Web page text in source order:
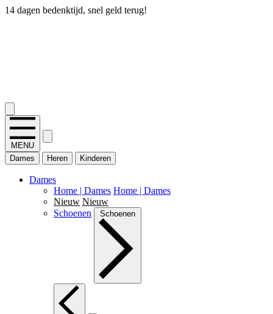
14 dagen bedenktijd, snel geld terug!
MENU
Dames
Heren Kinderen
Dames
Home | Dames Home | Dames
Nieuw Nieuw
Schoenen
Schoenen